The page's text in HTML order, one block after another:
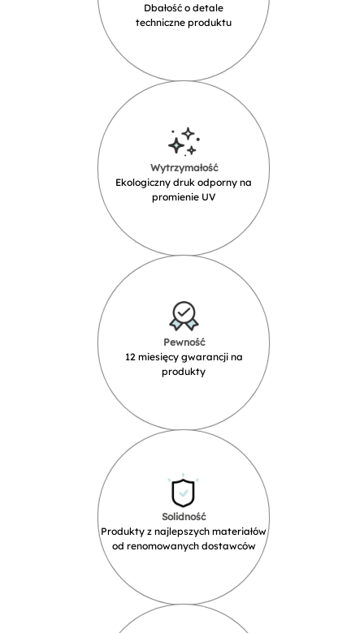
Dbałość o detale
techniczne produktu
Wytrzymałość
Ekologiczny druk odporny na
promienie UV
Pewność
12 miesięcy gwarancji na
produkty
Solidność
Produkty z najlepszych materiałów
od renomowanych dostawców